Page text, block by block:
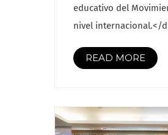
educativo del
nivel internacional.</
READ MORE